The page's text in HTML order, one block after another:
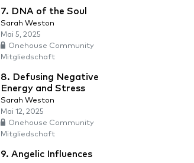
7. DNA of the Soul
Sarah Weston
Mai 5, 2025
Onehouse Community
Mitgliedschaft
8. Defusing Negative
Energy and Stress
Sarah Weston
Mai 12, 2025
Onehouse Community
Mitgliedschaft
9. Angelic Influences